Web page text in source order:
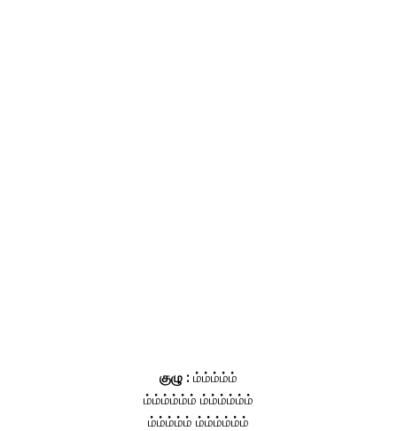
குழு : ம்ம்ம்ம்ம்
ம்ம்ம்ம்ம்ம் ம்ம்ம்ம்ம்ம்
ம்ம்ம்ம்ம் ம்ம்ம்ம்ம்ம்